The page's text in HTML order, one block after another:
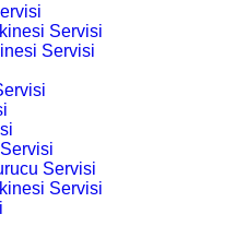
Servisi
Servisi
Servisi
Servisi